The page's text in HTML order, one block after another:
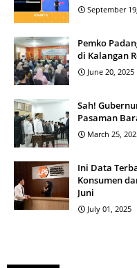
September
Pemko
di Kalangan
June 20, 2025
Sah!
Pasaman
March 25,
Ini Data
Konsumen
Juni
July 01, 2025